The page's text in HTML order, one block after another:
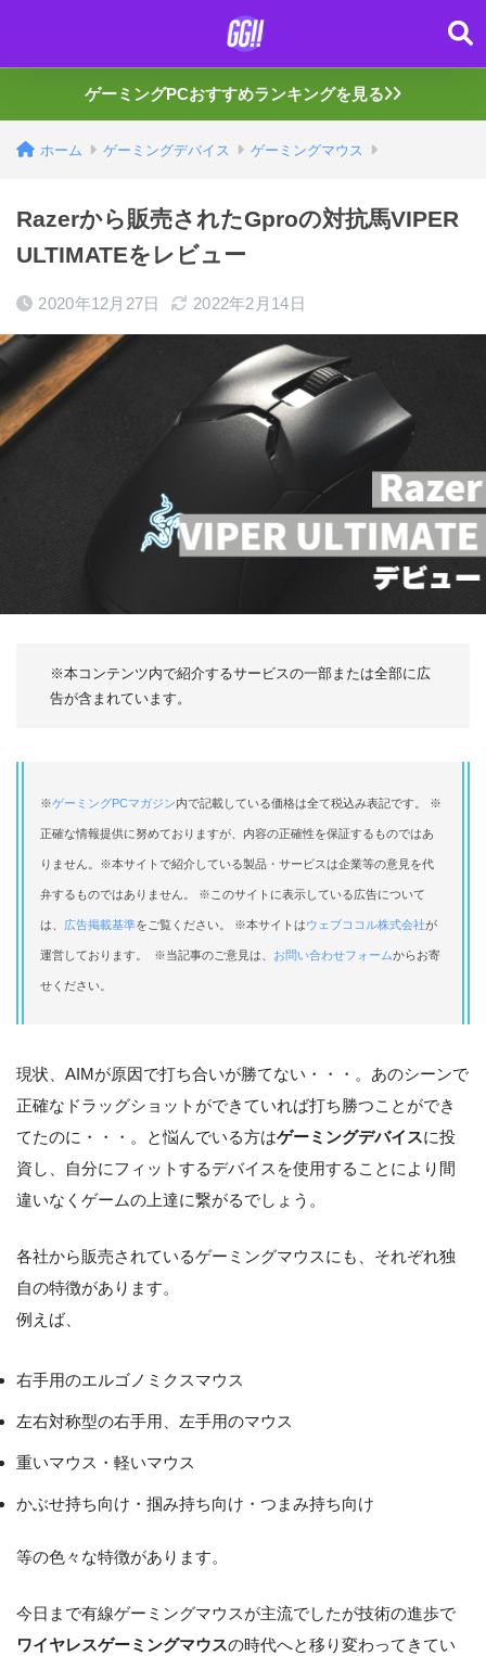
ゲーミングPCおすすめランキングを見る
ホーム ゲーミングデバイス ゲーミングマウス
Razerから販売されたGproの対抗馬VIPER
ULTIMATEをレビュー
2020年12月27日 2022年2月14日
※本コンテンツ内で紹介するサービスの一部または全部に広
告が含まれています。
※ゲーミングPCマガジン内で記載している価格は全て税込み表記です。 ※
正確な情報提供に努めておりますが、内容の正確性を保証するものではあ
りません。※本サイトで紹介している製品・サービスは企業等の意見を代
弁するものではありません。 ※このサイトに表示している広告について
は、 広告掲載基準をご覧ください。 ※本サイトはウェブココル株式会社が
運営しております。 ※当記事のご意見は、 お問い合わせフォームからお寄
せください。
現状、AIMが原因で打ち合いが勝てない・・・。あのシーンで
正確なドラッグショットができていれば打ち勝つことができ
てたのに・・・。と悩んでいる方はゲーミングデバイスに投
資し、自分にフィットするデバイスを使用することにより間
違いなくゲームの上達に繋がるでしょう。
各社から販売されているゲーミングマウスにも、それぞれ独
自の特徴があります。
例えば、
右手用のエルゴノミクスマウス
左右対称型の右手用、左手用のマウス
重いマウス・軽いマウス
かぶせ持ち向け・掴み持ち向け・つまみ持ち向け
等の色々な特徴があります。
今日まで有線ゲーミングマウスが主流でしたが技術の進歩で
ワイヤレスゲーミングマウスの時代へと移り変わってきてい